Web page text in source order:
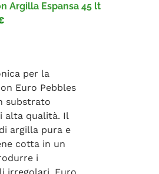
Argilla Espansa 45 lt
per la
Euro Pebbles
substrato
alta qualità. Il
argilla pura e
cotta in un
i